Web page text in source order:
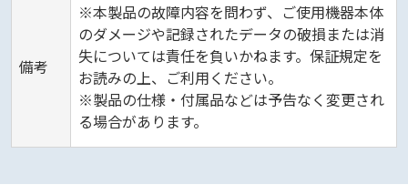
備考
※本製品の故障内容を問わず、ご使用機器本体
のダメージや記録されたデータの破損または消
失については責任を負いかねます。保証規定を
お読みの上、ご利用ください。
※製品の仕様・付属品などは予告なく変更され
る場合があります。